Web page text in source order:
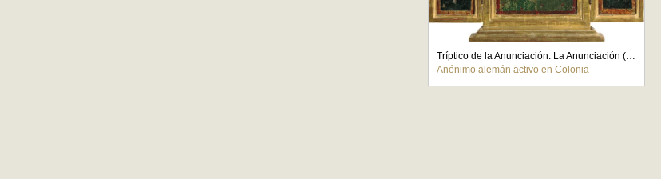
Tríptico de la Anunciación: La Anunciación (tabla central), Santa Catalina (tabla interior izquierda), Santa Inés (tabla interior derecha)
Anónimo alemán activo en Colonia